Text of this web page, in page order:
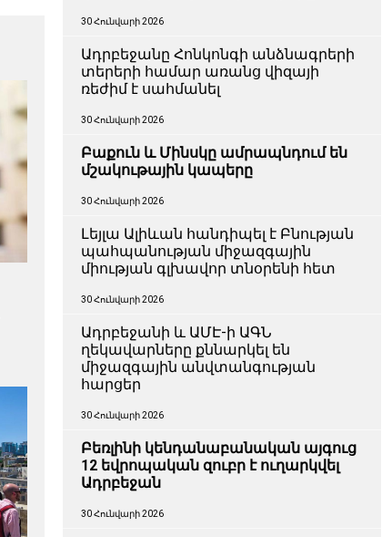
30 Հունվարի 2026
Ադրբեջանը Հոնկոնգի անձնագրերի
տերերի համար առանց վիզայի
ռեժիմ է սահմանել
30 Հունվարի 2026
Բաքուն և Մինսկը ամրապնդում են
մշակութային կապերը
30 Հունվարի 2026
Լեյլա Ալիևան հանդիպել է Բնության
պահպանության միջազգային
միության գլխավոր տնօրենի հետ
30 Հունվարի 2026
Ադրբեջանի և ԱՄԷ-ի ԱԳՆ
ղեկավարները քննարկել են
միջազգային անվտանգության
հարցեր
30 Հունվարի 2026
Բեռլինի կենդանաբանական այգուց
12 եվրոպական զուբր է ուղարկվել
Ադրբեջան
30 Հունվարի 2026